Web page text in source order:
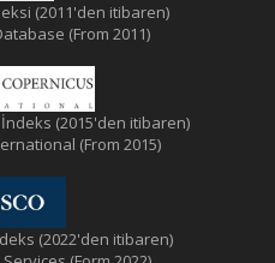
(2011'den itibaren)
(From 2011)
(2015'den itibaren)
(From 2015)
(2022'den itibaren)